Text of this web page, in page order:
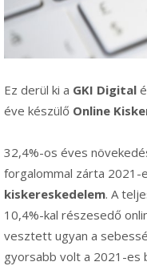
Ez derül ki a GKI Digital
éve készülő Online
32,4%-os éves
forgalommal zárta 2021-
kiskereskedelem. A
10,4%-kal részesedő
vesztett ugyan a
gyorsabb volt a 2021-es